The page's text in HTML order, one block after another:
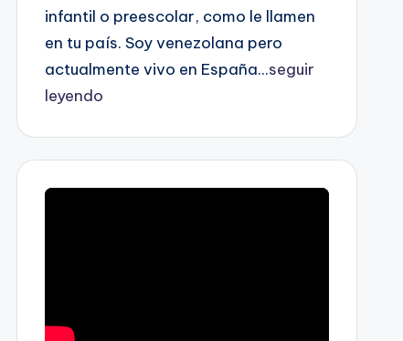
infantil o preescolar, como le llamen
en tu país. Soy venezolana pero
actualmente vivo en España...seguir
leyendo